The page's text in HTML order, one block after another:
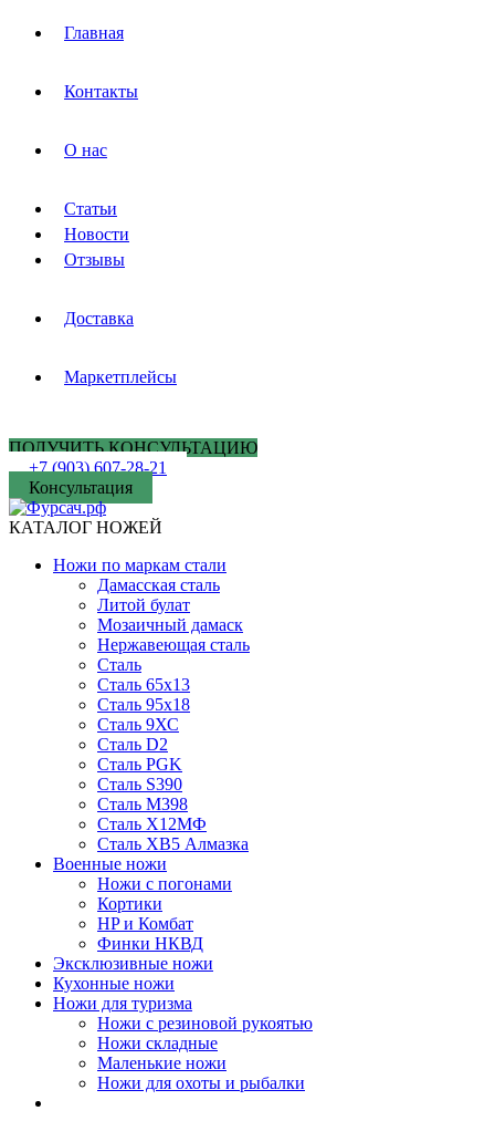
Главная
Контакты
О нас
Статьи
Новости
Отзывы
Доставка
Маркетплейсы
ПОЛУЧИТЬ КОНСУЛЬТАЦИЮ
+7 (903) 607-28-21
Консультация
КАТАЛОГ НОЖЕЙ
Ножи по маркам стали
Дамасская сталь
Литой булат
Мозаичный дамаск
Нержавеющая сталь
Сталь
Сталь 65х13
Сталь 95х18
Сталь 9ХС
Сталь D2
Сталь PGK
Сталь S390
Сталь M398
Сталь Х12МФ
Сталь ХВ5 Алмазка
Военные ножи
Ножи с погонами
Кортики
HP и Комбат
Финки НКВД
Эксклюзивные ножи
Кухонные ножи
Ножи для туризма
Ножи с резиновой рукоятью
Ножи складные
Маленькие ножи
Ножи для охоты и рыбалки